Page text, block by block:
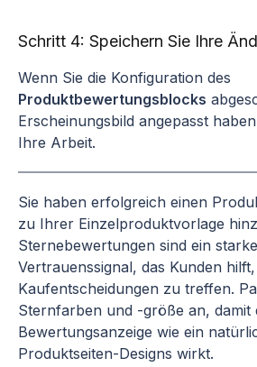
Schritt 4: Speichern Sie Ihre
Wenn Sie die Konfiguration des
Produktbewertungsblocks
Erscheinungsbild angepasst
Ihre Arbeit.
Sie haben erfolgreich einen
zu Ihrer Einzelproduktvorlage
Sternebewertungen sind ein
Vertrauenssignal, das Kunden
Kaufentscheidungen zu treffen.
Sternfarben und -größe an, damit
Bewertungsanzeige wie ein
Produktseiten-Designs wirkt.